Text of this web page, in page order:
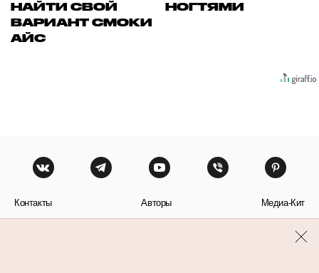
НАЙТИ СВОЙ
ВАРИАНТ СМОКИ
АЙС
НОГТЯМИ
Контакты Авторы Медиа-Кит